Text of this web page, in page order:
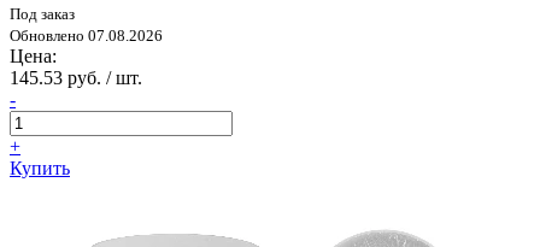
Под заказ
Обновлено 07.08.2026
Цена:
145.53 руб. / шт.
-
+
Купить